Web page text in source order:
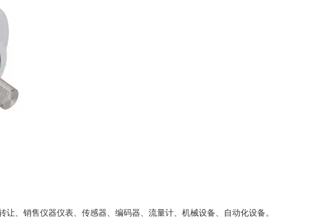
、销售仪器仪表、传感器、编码器、流量计、机械设备、自动化设备。